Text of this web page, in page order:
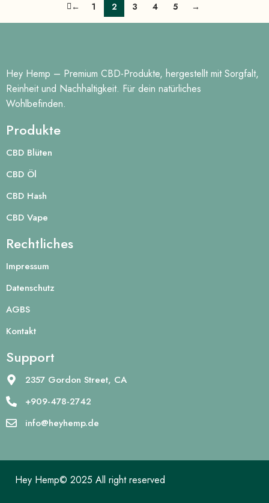
← 1 2 3 4 5 →
Hey Hemp – Premium CBD-Produkte, hergestellt mit Sorgfalt,
Reinheit und Nachhaltigkeit. Für dein natürliches
Wohlbefinden.
Produkte
CBD Blüten
CBD Öl
CBD Hash
CBD Vape
Rechtliches
Impressum
Datenschutz
AGBS
Kontakt
Support
2357 Gordon Street, CA
+909-478-2742
info@heyhemp.de
Hey Hemp© 2025 All right reserved